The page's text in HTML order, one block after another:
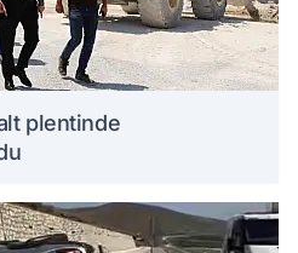
plentinde